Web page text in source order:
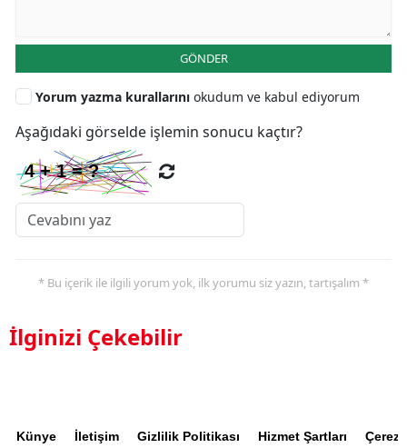
GÖNDER
Yorum yazma kurallarını okudum ve kabul ediyorum
Aşağıdaki görselde işlemin sonucu kaçtır?
* Bu içerik ile ilgili yorum yok, ilk yorumu siz yazın, tartışalım *
İlginizi Çekebilir
Künye İletişim Gizlilik Politikası Hizmet Şartları Çerez